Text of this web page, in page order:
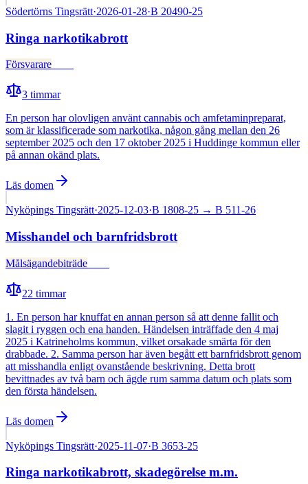
Södertörns Tingsrätt·2026-01-28·B 20490-25
Ringa narkotikabrott
Försvarare
3 timmar
En person har olovligen använt cannabis och amfetaminpreparat,
som är klassificerade som narkotika, någon gång mellan den 26
september 2025 och den 17 oktober 2025 i Huddinge kommun eller
på annan okänd plats.
Läs domen
Nyköpings Tingsrätt·2025-12-03·B 1808-25 → B 511-26
Misshandel och barnfridsbrott
Målsägandebiträde
22 timmar
1. En person har knuffat en annan person så att denne fallit och
slagit i ryggen och ena handen. Händelsen inträffade den 4 maj
2025 i Katrineholms kommun, vilket orsakade smärta för den
drabbade. 2. Samma person har även begått ett barnfridsbrott genom
att misshandla enligt ovanstående beskrivning. Detta brott
bevittnades av två barn och ägde rum samma datum och plats som
den första händelsen.
Läs domen
Nyköpings Tingsrätt·2025-11-07·B 3653-25
Ringa narkotikabrott, skadegörelse m.m.